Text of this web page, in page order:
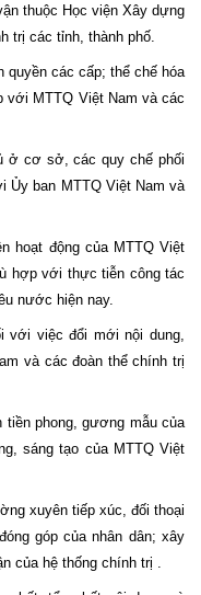
thuộc Học viện Xây dựng
trị các tỉnh, thành phố.
các cấp; thể chế hóa
với MTTQ Việt Nam và các
ở cơ sở, các quy chế phối
Ủy ban MTTQ Việt Nam và
hoạt động của MTTQ Việt
hợp với thực tiễn công tác
nước hiện nay.
với việc đổi mới nội dung,
và các đoàn thể chính trị
tiền phong, gương mẫu của
sáng tạo của MTTQ Việt
xuyên tiếp xúc, đối thoại
góp của nhân dân; xây
của hệ thống chính trị .